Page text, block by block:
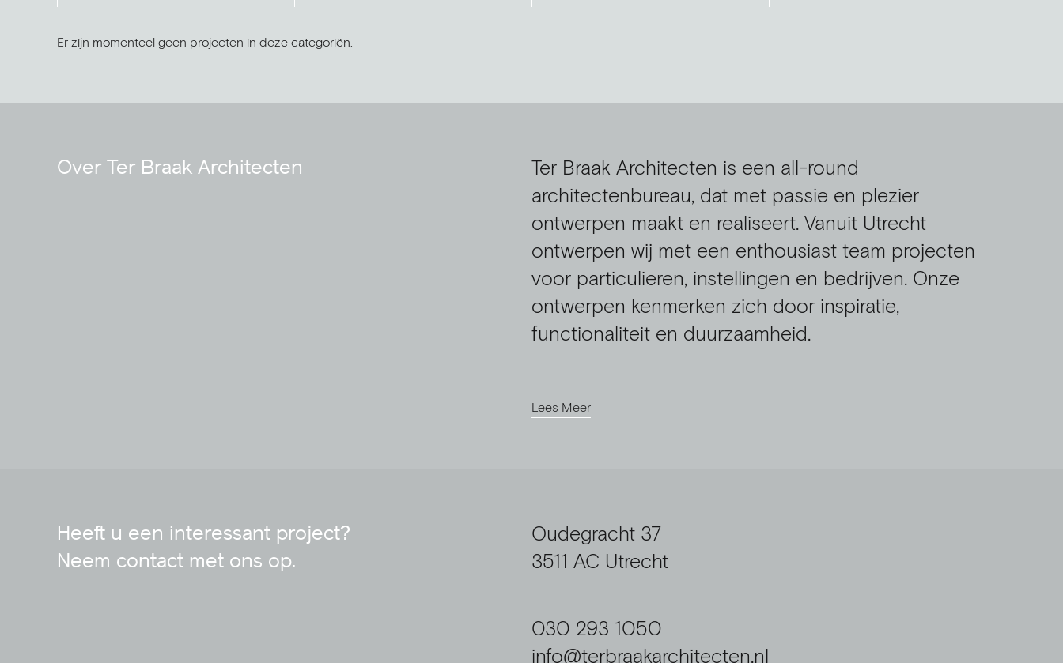
Er zijn momenteel geen projecten in deze categoriën.
Over Ter Braak Architecten
Ter Braak Architecten is een all-round
architectenbureau, dat met passie en plezier
ontwerpen maakt en realiseert. Vanuit Utrecht
ontwerpen wij met een enthousiast team projecten
voor particulieren, instellingen en bedrijven. Onze
ontwerpen kenmerken zich door inspiratie,
functionaliteit en duurzaamheid.
Lees Meer
Heeft u een interessant project?
Neem contact met ons op.
Oudegracht 37
3511 AC Utrecht
030 293 1050
info@terbraakarchitecten.nl